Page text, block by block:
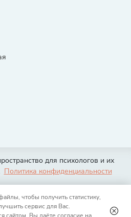
для психологов и их
Политика конфиденциальности
Новосибирск Омск
Ростов-на-Дону
Красноярск Краснодар
Воронеж
чтобы получить статистику,
сервис для Вас.